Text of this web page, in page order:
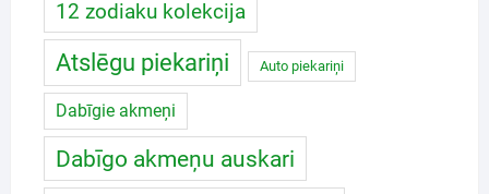
12 zodiaku kolekcija
Atslēgu piekariņi Auto piekariņi
Dabīgie akmeņi
Dabīgo akmeņu auskari